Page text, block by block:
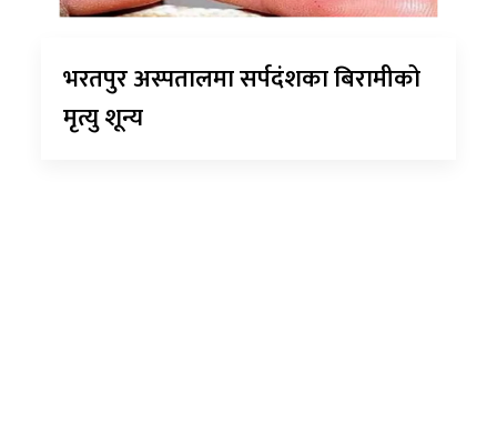
भरतपुर अस्पतालमा सर्पदंशका बिरामीको
मृत्यु शून्य